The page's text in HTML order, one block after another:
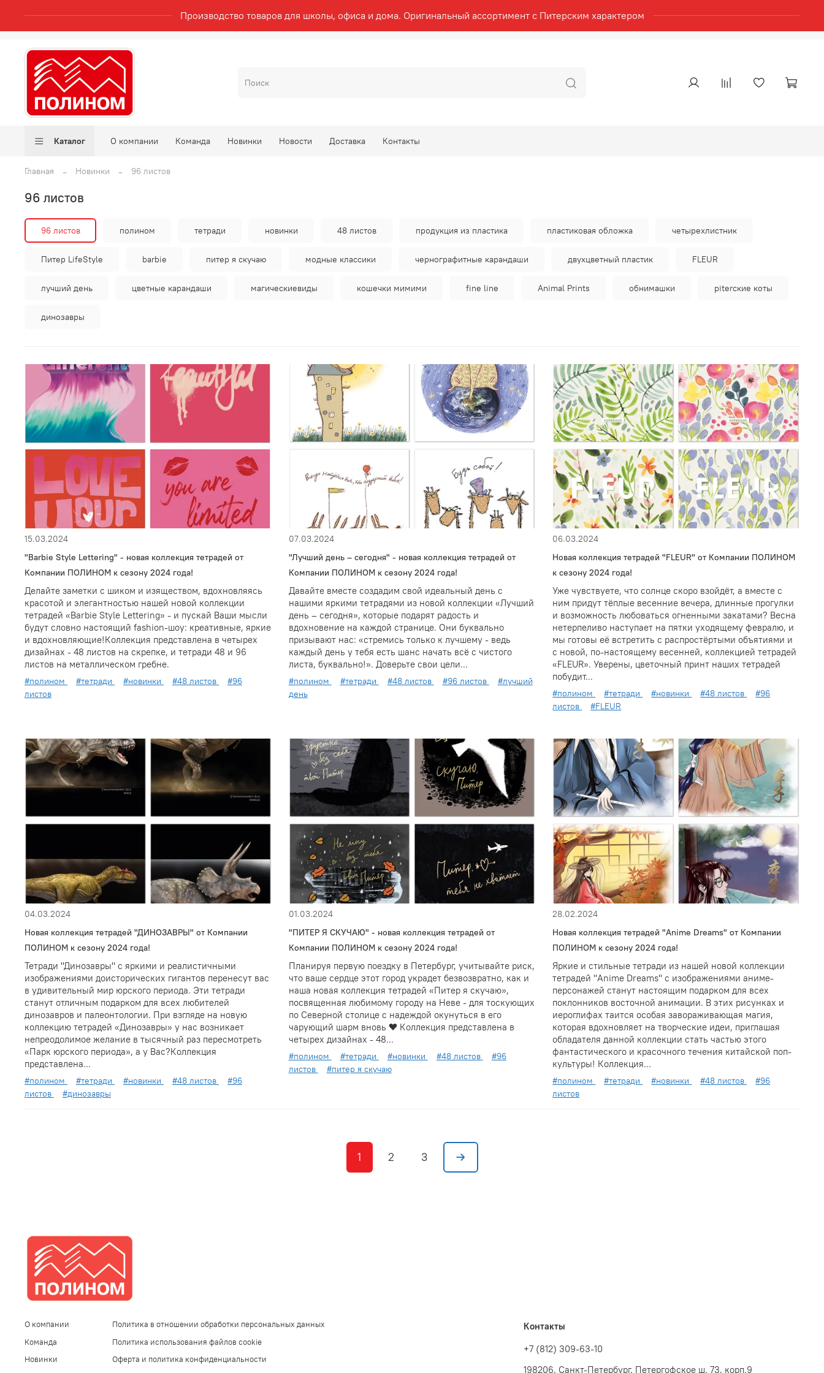
Производство товаров для школы, офиса и дома. Оригинальный ассортимент с Питерским характером
Каталог О компании Команда Новинки Новости Доставка Контакты
Главная Новинки 96 листов
96 листов
96 листов полином тетради новинки 48 листов продукция из пластика пластиковая обложка четырехлистник
Питер LifeStyle barbie питер я скучаю модные классики чернографитные карандаши двухцветный пластик FLEUR
лучший день цветные карандаши магическиевиды кошечки мимими fine line Animal Prints обнимашки piterские коты
динозавры
15.03.2024
"Barbie Style Lettering" - новая коллекция тетрадей от
Компании ПОЛИНОМ к сезону 2024 года!
Делайте заметки с шиком и изяществом, вдохновляясь
красотой и элегантностью нашей новой коллекции
тетрадей «Barbie Style Lettering» - и пускай Ваши мысли
будут словно настоящий fashion-шоу: креативные, яркие
и вдохновляющие!Коллекция представлена в четырех
дизайнах - 48 листов на скрепке, и тетради 48 и 96
листов на металлическом гребне.
#полином #тетради #новинки #48 листов
#96
листов
07.03.2024
"Лучший день – сегодня" - новая коллекция тетрадей от
Компании ПОЛИНОМ к сезону 2024 года!
Давайте вместе создадим свой идеальный день с
нашими яркими тетрадями из новой коллекции «Лучший
день – сегодня», которые подарят радость и
вдохновение на каждой странице. Они буквально
призывают нас: «стремись только к лучшему - ведь
каждый день у тебя есть шанс начать всё с чистого
листа, буквально!». Доверьте свои цели...
#полином #тетради #48 листов #96 листов
#лучший
день
06.03.2024
Новая коллекция тетрадей "FLEUR" от Компании ПОЛИНОМ
к сезону 2024 года!
Уже чувствуете, что солнце скоро взойдёт, а вместе с
ним придут тёплые весенние вечера, длинные прогулки
и возможность любоваться огненными закатами? Весна
нетерпеливо наступает на пятки уходящему февралю, и
мы готовы её встретить с распростёртыми объятиями и
с новой, по-настоящему весенней, коллекцией тетрадей
«FLEUR». Уверены, цветочный принт наших тетрадей
побудит...
#полином #тетради #новинки #48 листов
#96
листов
#FLEUR
04.03.2024
Новая коллекция тетрадей "ДИНОЗАВРЫ" от Компании
ПОЛИНОМ к сезону 2024 года!
Тетради "Динозавры" с яркими и реалистичными
изображениями доисторических гигантов перенесут вас
в удивительный мир юрского периода. Эти тетради
станут отличным подарком для всех любителей
динозавров и палеонтологии. При взгляде на новую
коллекцию тетрадей «Динозавры» у нас возникает
непреодолимое желание в тысячный раз пересмотреть
«Парк юрского периода», а у Вас?Коллекция
представлена...
#полином #тетради #новинки #48 листов
#96
листов
#динозавры
01.03.2024
"ПИТЕР Я СКУЧАЮ" - новая коллекция тетрадей от
Компании ПОЛИНОМ к сезону 2024 года!
Планируя первую поездку в Петербург, учитывайте риск,
что ваше сердце этот город украдет безвозвратно, как и
наша новая коллекция тетрадей «Питер я скучаю»,
посвященная любимому городу на Неве - для тоскующих
по Северной столице с надеждой окунуться в его
чарующий шарм вновь ❤️ Коллекция представлена в
четырех дизайнах - 48...
#полином #тетради #новинки #48 листов
#96
листов
#питер я скучаю
28.02.2024
Новая коллекция тетрадей "Anime Dreams" от Компании
ПОЛИНОМ к сезону 2024 года!
Яркие и стильные тетради из нашей новой коллекции
тетрадей "Anime Dreams" с изображениями аниме-
персонажей станут настоящим подарком для всех
поклонников восточной анимации. В этих рисунках и
иероглифах таится особая завораживающая магия,
которая вдохновляет на творческие идеи, приглашая
обладателя данной коллекции стать частью этого
фантастического и красочного течения китайской поп-
культуры! Коллекция...
#полином #тетради #новинки #48 листов
#96
листов
1 2 3
О компании
Команда
Новинки
Политика в отношении обработки персональных данных
Политика использования файлов cookie
Оферта и политика конфиденциальности
Контакты
+7 (812) 309-63-10
198206, Санкт-Петербург, Петергофское ш. 73, корп.9